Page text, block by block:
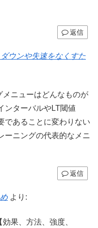
返信
ウンや失速をなくすた
ニューはどんなものが
ンターバルやLT閾値
であることに変わりない
ーニングの代表的なメニ
返信
より:
果、方法、強度、